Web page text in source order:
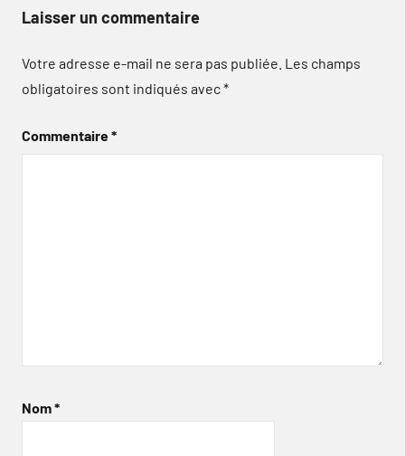
Laisser un commentaire
Votre adresse e-mail ne sera pas publiée. Les champs
obligatoires sont indiqués avec*
Commentaire*
Nom*